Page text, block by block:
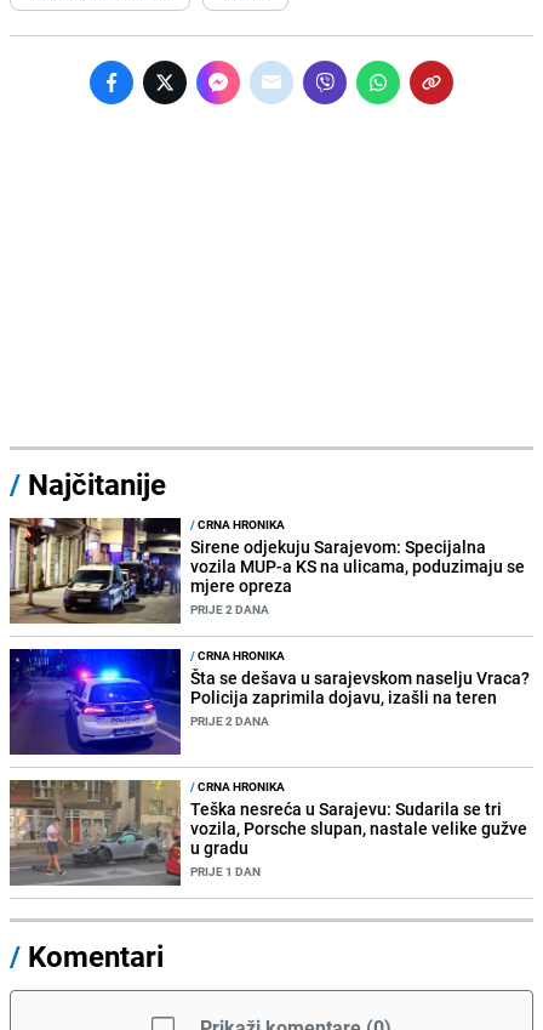
/ Najčitanije
/CRNA HRONIKA
Sirene odjekuju Sarajevom: Specijalna
vozila MUP-a KS na ulicama, poduzimaju se
mjere opreza
PRIJE 2 DANA
/CRNA HRONIKA
Šta se dešava u sarajevskom naselju Vraca?
Policija zaprimila dojavu, izašli na teren
PRIJE 2 DANA
/CRNA HRONIKA
Teška nesreća u Sarajevu: Sudarila se tri
vozila, Porsche slupan, nastale velike gužve
u gradu
PRIJE 1 DAN
/ Komentari